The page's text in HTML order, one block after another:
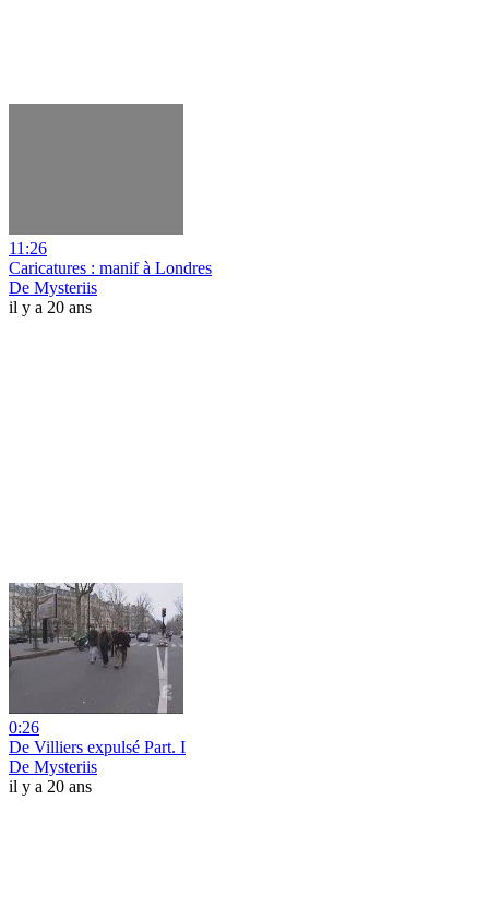
11:26
Caricatures : manif à Londres
De Mysteriis
il y a 20 ans
0:26
De Villiers expulsé Part. I
De Mysteriis
il y a 20 ans